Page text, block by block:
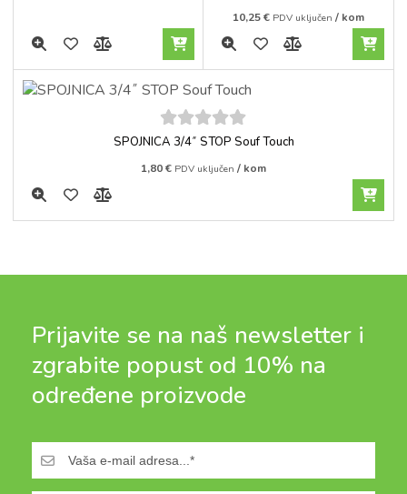
10,25€ PDV uključen / kom
5 out of
SPOJNICA 3/4˝ STOP Souf Touch
1,80€ PDV uključen / kom
Prijavite se na naš newsletter i
zgrabite popust od 10% na
određene proizvode